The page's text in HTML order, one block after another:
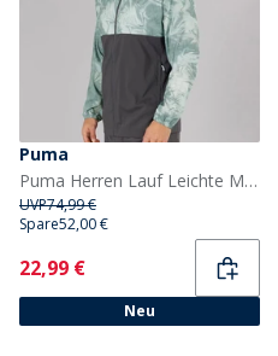
Puma
Puma Herren Lauf Leichte Marmor Laufjacke Grau/Blau
UVP74,99 €
Spare52,00 €
Current
22,99 €
Neu